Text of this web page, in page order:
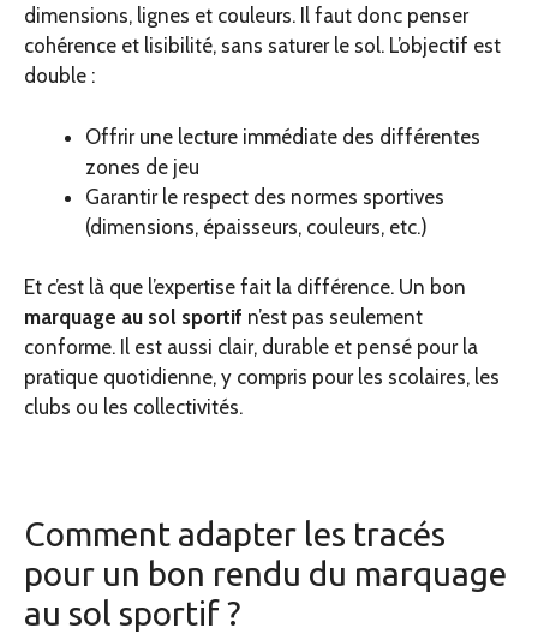
dimensions, lignes et couleurs. Il faut donc penser
cohérence et lisibilité, sans saturer le sol. L’objectif est
double :
Offrir une lecture immédiate des différentes
zones de jeu
Garantir le respect des normes sportives
(dimensions, épaisseurs, couleurs, etc.)
Et c’est là que l’expertise fait la différence. Un bon
marquage au sol sportif n’est pas seulement
conforme. Il est aussi clair, durable et pensé pour la
pratique quotidienne, y compris pour les scolaires, les
clubs ou les collectivités.
Comment adapter les tracés
pour un bon rendu du marquage
au sol sportif ?